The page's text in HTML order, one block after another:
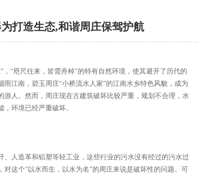
打造生态,和谐周庄保驾护航
“咫尺往来，皆需舟棹”的特有自然环境，使其避开了历代的
江南，碧玉周庄“小桥流水人家”的江南水乡特色风貌，成为
游人。然而，周庄现在古建筑破坏比较严重，规划不合理，水
环境已经严重破坏。
人造革和铝塑等轻工业，这些行业的污水没有经过的污水过
这个“以水而生，以水为名”的周庄来说是破坏性的问题。可